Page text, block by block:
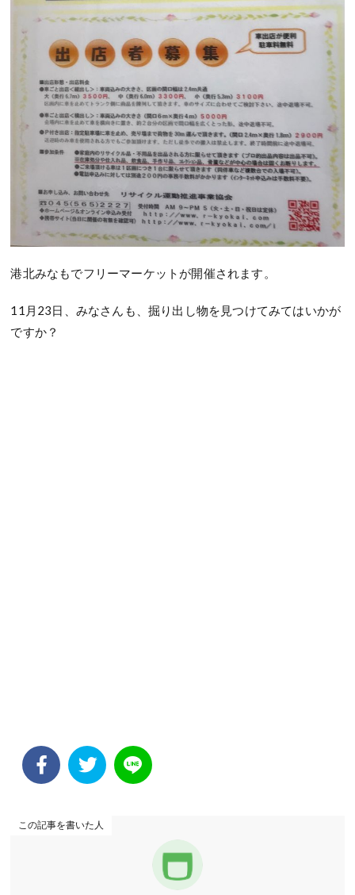
港北みなもでフリーマーケットが開催されます。
11月23日、みなさんも、掘り出し物を見つけてみてはいかが
ですか？
この記事を書いた人